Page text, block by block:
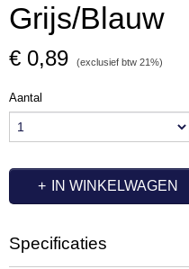
Grijs/Blauw
€ 0,89 (exclusief btw 21%)
Aantal
IN WINKELWAGEN
Specificaties